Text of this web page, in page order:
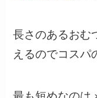
長さのあるおむ
えるのでコスパ